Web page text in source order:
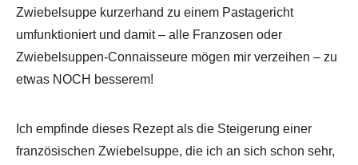
Zwiebelsuppe kurzerhand zu einem Pastagericht
umfunktioniert und damit – alle Franzosen oder
Zwiebelsuppen-Connaisseure mögen mir verzeihen – zu
etwas NOCH besserem!
Ich empfinde dieses Rezept als die Steigerung einer
französischen Zwiebelsuppe, die ich an sich schon sehr,